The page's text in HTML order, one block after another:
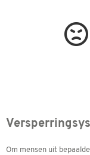
Om mensen uit